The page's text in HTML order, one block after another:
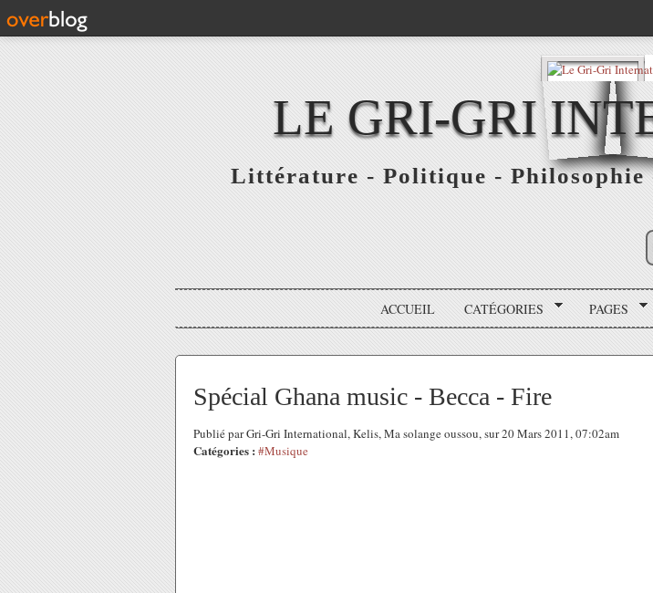
LE GRI-GRI
Littérature - Politique - Philosophie
ACCUEIL CATÉGORIES PAGES
Spécial Ghana music - Becca - Fire
Publié par Gri-Gri International, Kelis, Ma solange oussou, sur 20 Mars 2011, 07:02am
Catégories : #Musique